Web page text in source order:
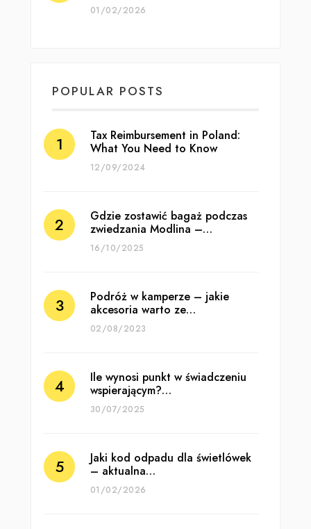
01/02/2026
POPULAR POSTS
Tax Reimbursement in Poland:
What You Need to Know
12/09/2024
Gdzie zostawić bagaż podczas
zwiedzania Modlina –…
16/10/2025
Podróż w kamperze – jakie
akcesoria warto ze…
02/08/2023
Ile wynosi punkt w świadczeniu
wspierającym?…
30/07/2025
Jaki kod odpadu dla świetlówek
– aktualna…
01/02/2026